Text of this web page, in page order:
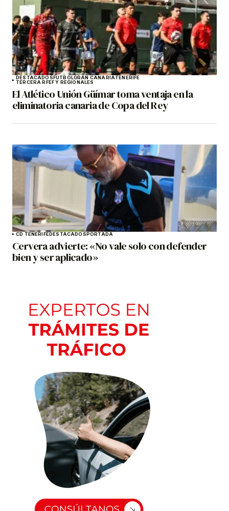
DESTACADOS FÚTBOLGRAN CANARIATENERIFE
TERCERA RFEF Y REGIONALES
El Atlético Unión Güímar toma ventaja en la
eliminatoria canaria de Copa del Rey
CD TENERIFEDESTACADOS PORTADA
Cervera advierte: «No vale solo con defender
bien y ser aplicado»